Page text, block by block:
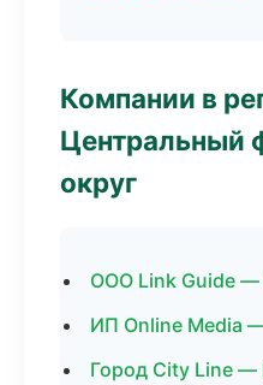
Компании в
Центральный
округ
ООО Link Guide —
ИП Online Media
Город City Line